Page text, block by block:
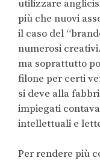
utilizzare
più che nuovi
il caso del
numerosi
ma soprattutto
filone per certi
si deve alla
impiegati
intellettuali e
Per rendere più